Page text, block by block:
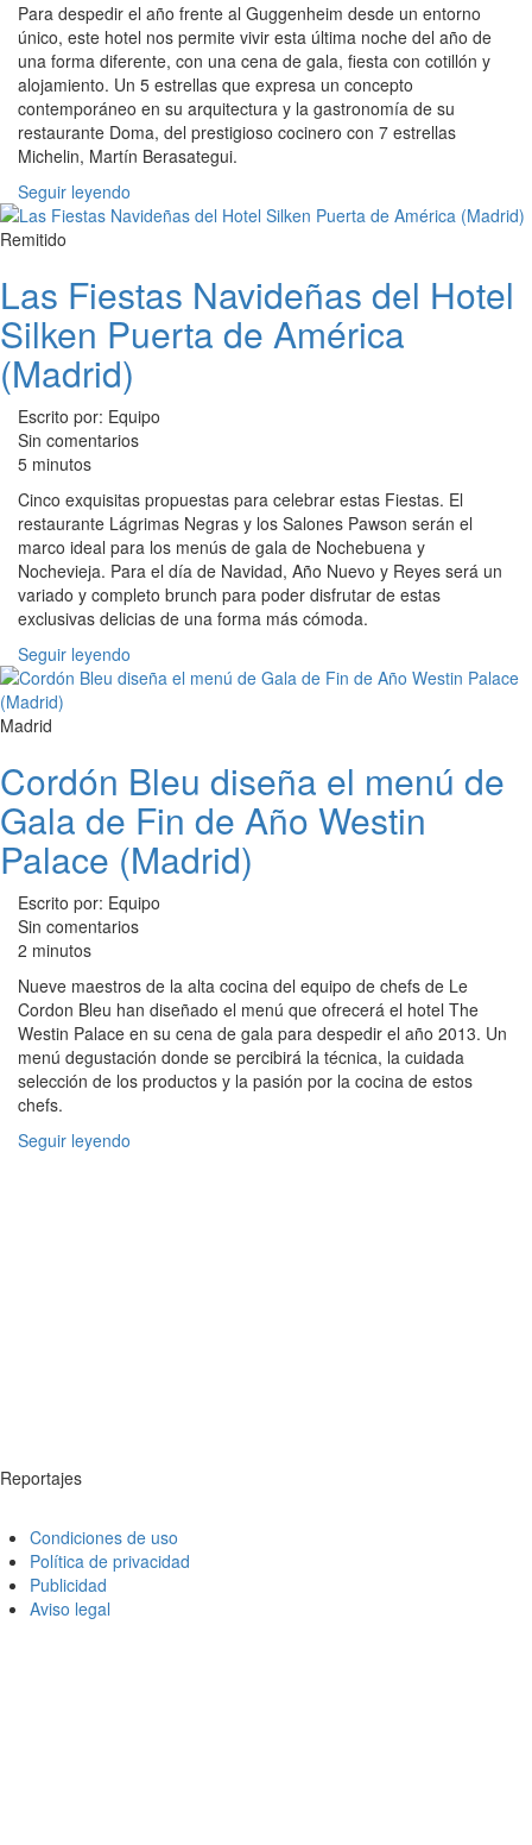
Para despedir el año frente al Guggenheim desde un entorno
único, este hotel nos permite vivir esta última noche del año de
una forma diferente, con una cena de gala, fiesta con cotillón y
alojamiento. Un 5 estrellas que expresa un concepto
contemporáneo en su arquitectura y la gastronomía de su
restaurante Doma, del prestigioso cocinero con 7 estrellas
Michelin, Martín Berasategui.
Seguir leyendo
Remitido
Las Fiestas Navideñas del Hotel
Silken Puerta de América
(Madrid)
Escrito por: Equipo
Sin comentarios
5 minutos
Cinco exquisitas propuestas para celebrar estas Fiestas. El
restaurante Lágrimas Negras y los Salones Pawson serán el
marco ideal para los menús de gala de Nochebuena y
Nochevieja. Para el día de Navidad, Año Nuevo y Reyes será un
variado y completo brunch para poder disfrutar de estas
exclusivas delicias de una forma más cómoda.
Seguir leyendo
Madrid
Cordón Bleu diseña el menú de
Gala de Fin de Año Westin
Palace (Madrid)
Escrito por: Equipo
Sin comentarios
2 minutos
Nueve maestros de la alta cocina del equipo de chefs de Le
Cordon Bleu han diseñado el menú que ofrecerá el hotel The
Westin Palace en su cena de gala para despedir el año 2013. Un
menú degustación donde se percibirá la técnica, la cuidada
selección de los productos y la pasión por la cocina de estos
chefs.
Seguir leyendo
Reportajes
Condiciones de uso
Política de privacidad
Publicidad
Aviso legal